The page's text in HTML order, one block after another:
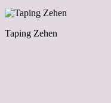
Taping Zehen